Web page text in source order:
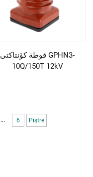
قوطة کۆنتاکتی GPHN3-
10Q/150T 12kV
... 6 Piştre